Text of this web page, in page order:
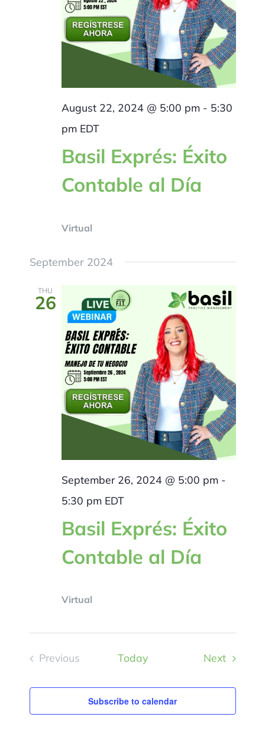
August 22, 2024 @ 5:00 pm- 5:30
pm EDT
Basil Exprés: Éxito
Contable al Día
Virtual
September 2024
THU
26
September 26, 2024 @ 5:00 pm-
5:30 pm EDT
Basil Exprés: Éxito
Contable al Día
Virtual
Previous
Today NextEvents
Subscribe to calendar